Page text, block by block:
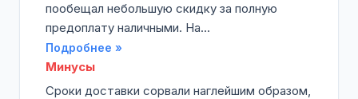
пообещал небольшую скидку за полную
предоплату наличными. На...
Подробнее »
Минусы
Сроки доставки сорвали наглейшим образом,